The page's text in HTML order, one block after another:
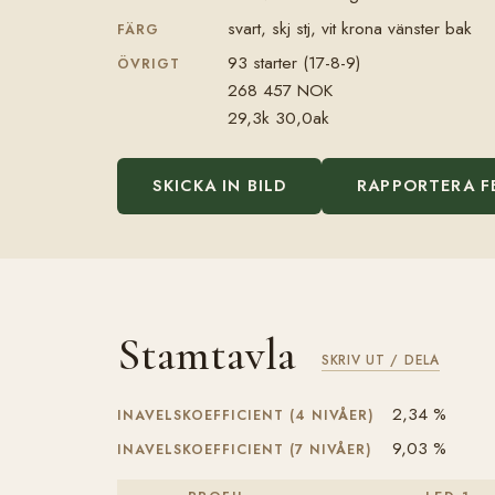
FÄRG svart, skj stj, vit krona vänster bak
ÖVRIGT
93 starter (17-8-9)
268 457 NOK
29,3k 30,0ak
SKICKA IN BILD RAPPORTERA
Stamtavla SKRIV UT / DELA
INAVELSKOEFFICIENT (4 NIVÅER) 2,34 %
INAVELSKOEFFICIENT (7 NIVÅER) 9,03 %